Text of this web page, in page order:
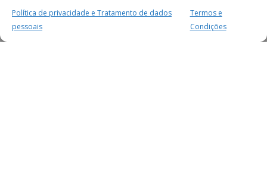
Política de privacidade e Tratamento de dados
pessoais
Termos e
Condições